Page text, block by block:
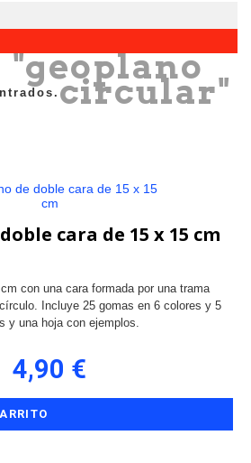
"geoplano
circular"
cara de 15 x 15 cm
con una cara formada por una trama
Incluye 25 gomas en 6 colores y 5
y una hoja con ejemplos.
4,90 €